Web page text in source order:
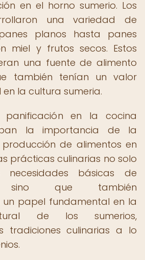
en el horno sumerio. Los
una variedad de
planos hasta panes
miel y frutos secos. Estos
una fuente de alimento
también tenían un valor
la cultura sumeria.
en la cocina
la importancia de la
de alimentos en
prácticas culinarias no solo
necesidades básicas de
sino que también
papel fundamental en la
de los sumerios,
tradiciones culinarias a lo